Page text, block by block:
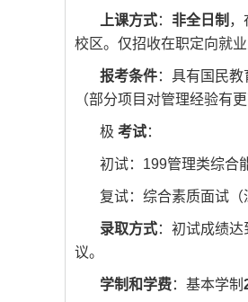
上课方式： 非全日制 ，
校区。仅招收在职定向就业
报考条件：具有国民
（部分项目对管理经验有更
极 考试：
初试：199管理类综合
复试：综合素质面试（
录取方式：初试成绩
议。
学制和学费：基本学制